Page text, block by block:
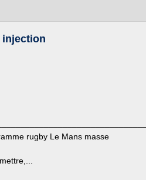
injection
rugby Le Mans masse